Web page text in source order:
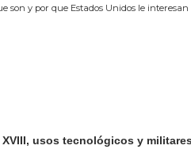
son y por que Estados Unidos le interesan
usos tecnológicos y